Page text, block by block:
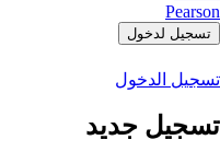
Pearson
تسجيل لدخول
تسجيل الدخول
تسجيل جديد